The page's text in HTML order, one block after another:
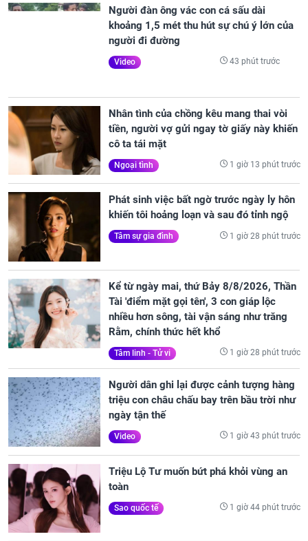
Người đàn ông vác con cá sấu dài
khoảng 1,5 mét thu hút sự chú ý lớn của
người đi đường
Video 43 phút trước
Nhân tình của chồng kêu mang thai vòi
tiền, người vợ gửi ngay tờ giấy này khiến
cô ta tái mặt
Ngoại tình 1 giờ 13 phút trước
Phát sinh việc bất ngờ trước ngày ly hôn
khiến tôi hoảng loạn và sau đó tỉnh ngộ
Tâm sự gia đình 1 giờ 28 phút trước
Kể từ ngày mai, thứ Bảy 8/8/2026, Thần
Tài 'điểm mặt gọi tên', 3 con giáp lộc
nhiều hơn sông, tài vận sáng như trăng
Rằm, chính thức hết khổ
Tâm linh - Tử vi 1 giờ 28 phút trước
Người dân ghi lại được cảnh tượng hàng
triệu con châu chấu bay trên bầu trời như
ngày tận thế
Video 1 giờ 43 phút trước
Triệu Lộ Tư muốn bứt phá khỏi vùng an
toàn
Sao quốc tế 1 giờ 44 phút trước